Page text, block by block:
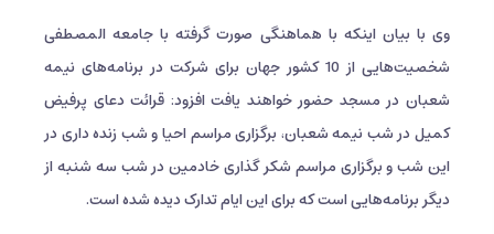
وی با بیان اینکه با هماهنگی صورت گرفته با جامعه المصطفی
شخصیت‌هایی از 10 کشور جهان برای شرکت در برنامه‌های نیمه
شعبان در مسجد حضور خواهند یافت افزود: قرائت دعای پرفیض
کمیل در شب نیمه شعبان، برگزاری مراسم احیا و شب زنده داری در
این شب و برگزاری مراسم شکر گذاری خادمین در شب سه شنبه از
دیگر برنامه‌هایی است که برای این ایام تدارک دیده شده است.